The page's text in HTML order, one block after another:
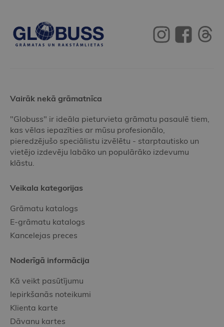
Vairāk nekā grāmatnīca
"Globuss" ir ideāla pieturvieta grāmatu pasaulē tiem,
kas vēlas iepazīties ar mūsu profesionālo,
pieredzējušo speciālistu izvēlētu - starptautisko un
vietējo izdevēju labāko un populārāko izdevumu
klāstu.
Veikala kategorijas
Grāmatu katalogs
E-grāmatu katalogs
Kancelejas preces
Noderīgā informācija
Kā veikt pasūtījumu
Iepirkšanās noteikumi
Klienta karte
Dāvanu kartes